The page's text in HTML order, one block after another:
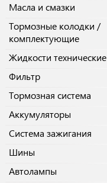
Масла и смазки
Тормозные колодки /
комплектующие
Жидкости технические
Фильтр
Тормозная система
Аккумуляторы
Система зажигания
Шины
Автолампы